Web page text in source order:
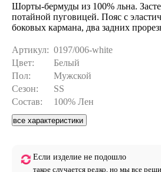
Шорты-бермуды из 100% льна.
потайной пуговицей. Пояс с
боковых кармана, два задних
Артикул: 0197/006-white
Цвет:
Белый
Пол:
Мужской
Сезон:
SS
Состав:
100% Лен
все характеристики
Если изделие не подошло
такое случается редко, но мы все